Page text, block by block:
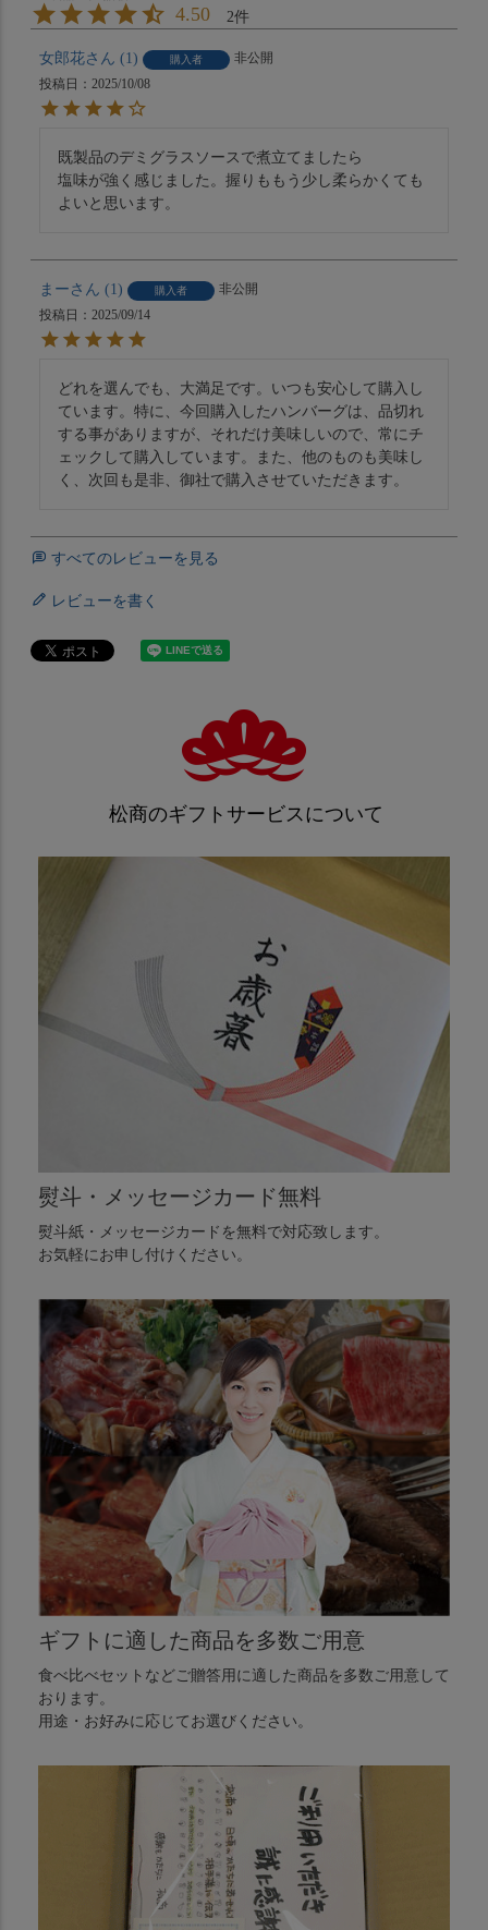
4.50 2
女郎花 1 購入者
非公開
投稿日
2025/10/08
既製品のデミグラスソースで煮立てましたら
塩味が強く感じました。握りももう少し柔らかくても
よいと思います。
まー 1 購入者
非公開
投稿日
2025/09/14
どれを選んでも、大満足です。いつも安心して購入し
ています。特に、今回購入したハンバーグは、品切れ
する事がありますが、それだけ美味しいので、常にチ
ェックして購入しています。また、他のものも美味し
く、次回も是非、御社で購入させていただきます。
すべてのレビューを見る
レビューを書く
松商のギフトサービスについて
熨斗・メッセージカード無料
熨斗紙・メッセージカードを無料で対応致します。
お気軽にお申し付けください。
ギフトに適した商品を多数ご用意
食べ比べセットなどご贈答用に適した商品を多数ご用意して
おります。
用途・お好みに応じてお選びください。